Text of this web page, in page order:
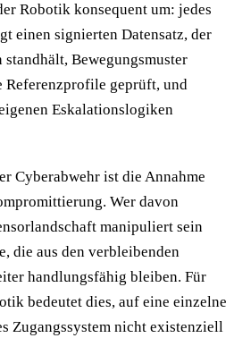
Robotik konsequent um: jedes
einen signierten Datensatz, der
Bewegungsmuster
Referenzprofile geprüft, und
Eskalationslogiken
Cyberabwehr ist die Annahme
Wer davon
manipuliert sein
die aus den verbleibenden
handlungsfähig bleiben. Für
bedeutet dies, auf eine einzelne
Zugangssystem nicht existenziell